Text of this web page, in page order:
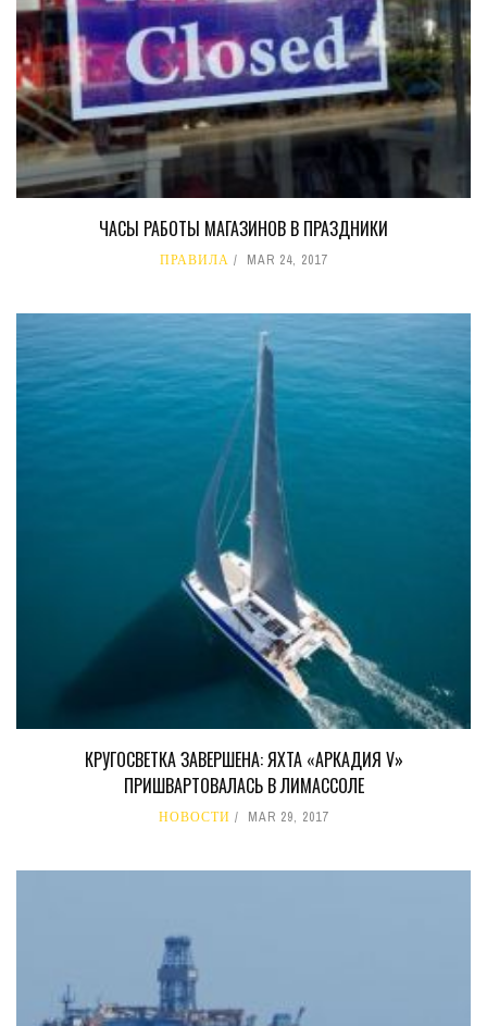
ЧАСЫ РАБОТЫ МАГАЗИНОВ В ПРАЗДНИКИ
ПРАВИЛА MAR 24, 2017
КРУГОСВЕТКА ЗАВЕРШЕНА: ЯХТА «АРКАДИЯ V»
ПРИШВАРТОВАЛАСЬ В ЛИМАССОЛЕ
НОВОСТИ MAR 29, 2017